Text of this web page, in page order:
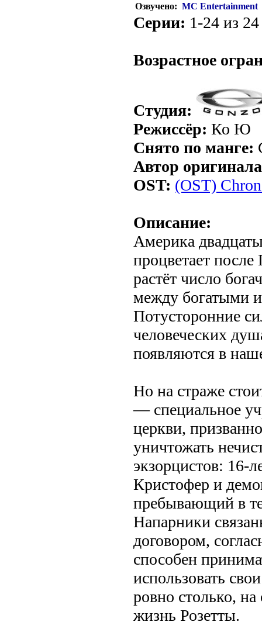
Озвучено: МС Еntertainment
Серии: 1-24 из
Возрастное
Студия:
Режиссёр: Ко Ю
Снято по манге:
Автор
OST: (OST)
Описание:
Америка
процветает
растёт число
между богатыми
Потусторонние
человеческих
появляются в
Но на страже
— специальное
церкви,
уничтожать
экзорцистов: 16-
Кристофер и
пребывающий в
Напарники
договором,
способен
использовать
ровно столько, на
жизнь Розетты.